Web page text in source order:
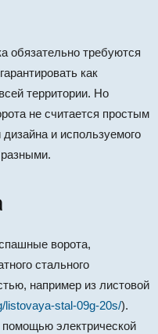
обязательно требуются
как
территории. Но
не считается простым
и используемого
ворота,
стального
например из листовой
listovaya-stal-09g-20s/).
помощью электрической